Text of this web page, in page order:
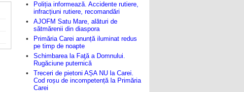
Poliția informează. Accidente rutiere,
infracțiuni rutiere, recomandări
AJOFM Satu Mare, alături de
sătmărenii din diaspora
Primăria Carei anunță iluminat redus
pe timp de noapte
Schimbarea la Faţă a Domnului.
Rugăciune puternică
Treceri de pietoni AȘA NU la Carei.
Cod roșu de incompetență la Primăria
Carei